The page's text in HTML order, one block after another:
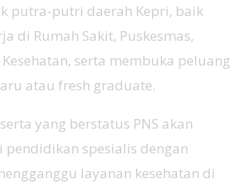
putra-putri daerah Kepri, baik
di Rumah Sakit, Puskesmas,
serta membuka peluang
atau fresh graduate.
yang berstatus PNS akan
spesialis dengan
layanan kesehatan di